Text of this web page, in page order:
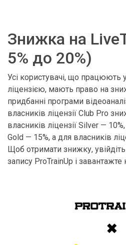
Знижка на
5% до 20%)
Усі користувачі, що працюють
ліцензією, мають право на
придбанні програми
власників ліцензії Club Pro
власників ліцензії Silver —
Gold — 15%, а для власників
Щоб отримати знижку,
запису ProTrainUp і